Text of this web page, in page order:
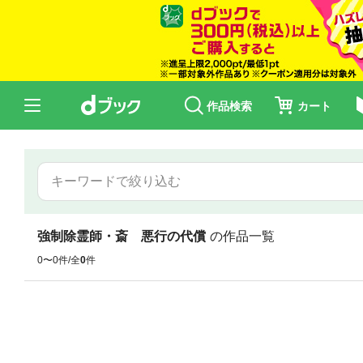
作品検索 カート
強制除霊師・斎 悪行の代償 の作品一覧
0〜0件/全0件